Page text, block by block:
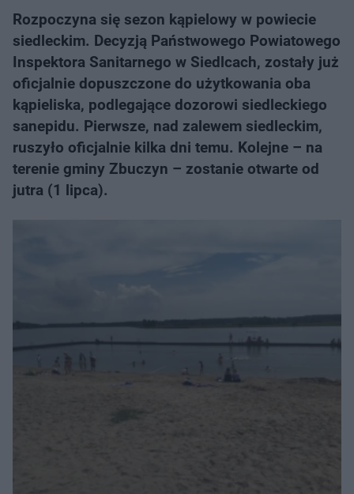
Rozpoczyna się sezon kąpielowy w powiecie
siedleckim. Decyzją Państwowego Powiatowego
Inspektora Sanitarnego w Siedlcach, zostały już
oficjalnie dopuszczone do użytkowania oba
kąpieliska, podlegające dozorowi siedleckiego
sanepidu. Pierwsze, nad zalewem siedleckim,
ruszyło oficjalnie kilka dni temu. Kolejne – na
terenie gminy Zbuczyn – zostanie otwarte od
jutra (1 lipca).